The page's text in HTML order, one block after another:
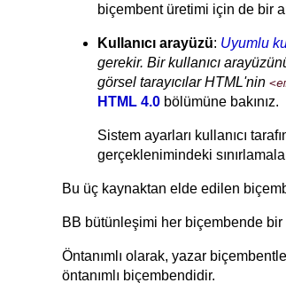
biçembent üretimi için de bir
Kullanıcı arayüzü: Uyumlu
gerekir. Bir kullanıcı
görsel tarayıcılar HTML'nin
HTML 4.0 bölümüne bakınız.
Sistem ayarları kullanıcı
gerçeklenimindeki
Bu üç kaynaktan elde edilen
BB bütünleşimi her biçembende bir
Öntanımlı olarak, yazar
öntanımlı biçembendidir.